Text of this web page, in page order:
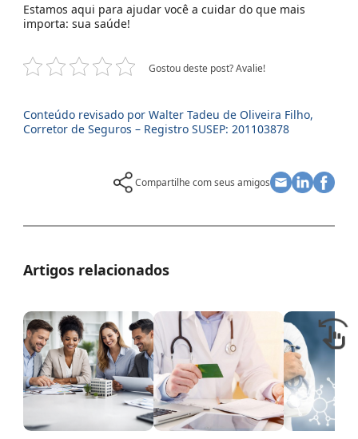
Estamos aqui para ajudar você a cuidar do que mais
importa: sua saúde!
Gostou deste post? Avalie!
Conteúdo revisado por Walter Tadeu de Oliveira Filho,
Corretor de Seguros – Registro SUSEP: 201103878
Compartilhe com seus amigos
Artigos relacionados